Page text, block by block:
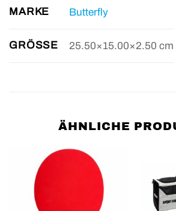
MARKE Butterfly
GRÖSSE 25.50×15.00×2.50 cm
ÄHNLICHE